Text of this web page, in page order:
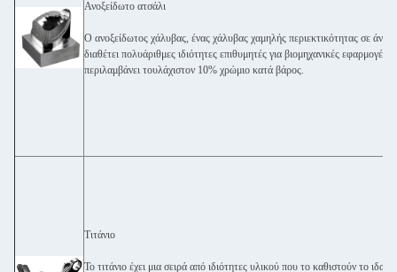
Ανοξείδωτο ατσάλι
Ο ανοξείδωτος χάλυβας, ένας χάλυβας χαμηλής περιεκτικότητας σε
διαθέτει πολυάριθμες ιδιότητες επιθυμητές για βιομηχανικές
περιλαμβάνει τουλάχιστον 10% χρώμιο κατά βάρος.
Τιτάνιο
Το τιτάνιο έχει μια σειρά από ιδιότητες υλικού που το καθιστούν το